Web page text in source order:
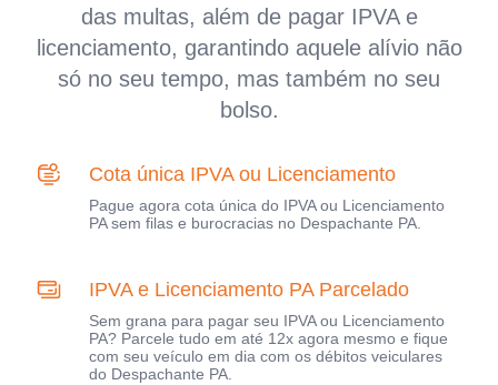
das multas, além de pagar IPVA e
licenciamento, garantindo aquele alívio não
só no seu tempo, mas também no seu
bolso.
Cota única IPVA ou Licenciamento
Pague agora cota única do IPVA ou Licenciamento
PA sem filas e burocracias no Despachante PA.
IPVA e Licenciamento PA Parcelado
Sem grana para pagar seu IPVA ou Licenciamento
PA? Parcele tudo em até 12x agora mesmo e fique
com seu veículo em dia com os débitos veiculares
do Despachante PA.